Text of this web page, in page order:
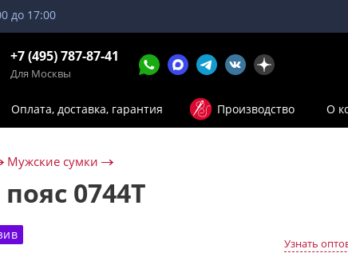
до 17:00
+7 (495) 787-87-41
Для Москвы
Оплата, доставка, гарантия Производство О
Мужские сумки
0744T
Узнать